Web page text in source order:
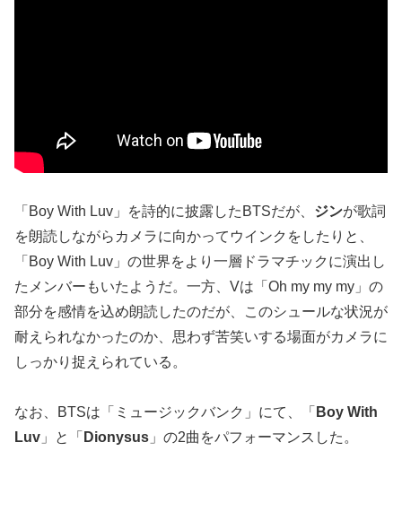
「Boy With Luv」を詩的に披露したBTSだが、 ジンが歌詞
を朗読しながらカメラに向かってウインクをしたりと、
「Boy With Luv」の世界をより一層ドラマチックに演出し
たメンバーもいたようだ。一方、Vは「Oh my my my」の
部分を感情を込め朗読したのだが、このシュールな状況が
耐えられなかったのか、思わず苦笑いする場面がカメラに
しっかり捉えられている。
なお、BTSは「ミュージックバンク」にて、「 Boy With
Luv 」と「 Dionysus 」の2曲をパフォーマンスした。